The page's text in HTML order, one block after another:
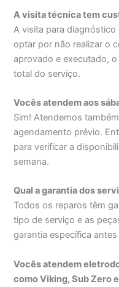
A visita técnica tem
A visita para
optar por não realizar o
aprovado e executado,
total do serviço.
Vocês atendem aos
Sim! Atendemos
agendamento prévio.
para verificar a
semana.
Qual a garantia dos
Todos os reparos têm
tipo de serviço e as
garantia específica
Vocês atendem
como Viking, Sub Zero